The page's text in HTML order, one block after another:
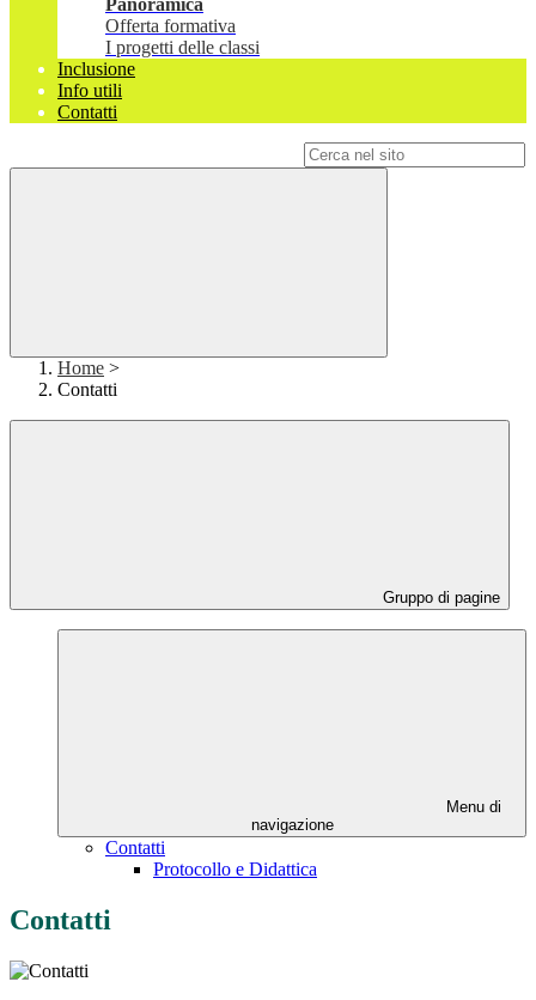
Panoramica
Offerta formativa
I progetti delle classi
Inclusione
Info utili
Contatti
Home >
Contatti
Gruppo di pagine
Menu di
navigazione
Contatti
Protocollo e Didattica
Contatti